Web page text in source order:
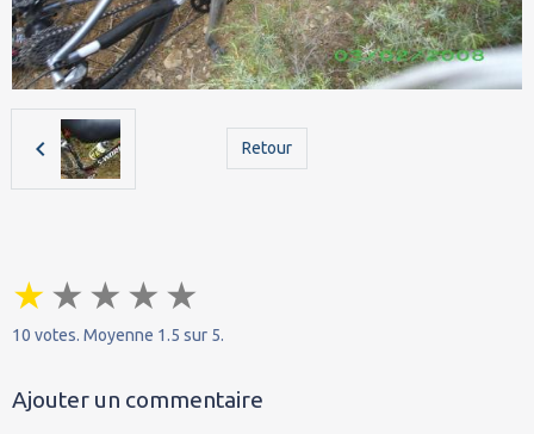
Retour
★ ★ ★ ★ ★
10 votes. Moyenne 1.5 sur 5.
Ajouter un commentaire